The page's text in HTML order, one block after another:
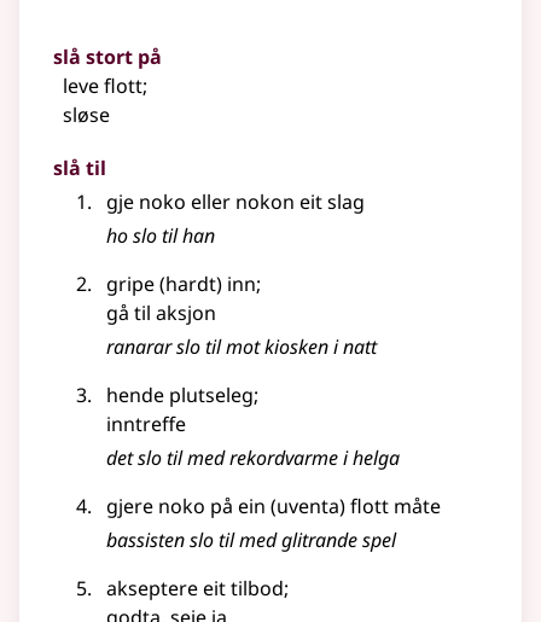
slå stort på
leve flott;
sløse
slå til
gje noko eller nokon eit slag
ho slo til han
gripe (hardt) inn;
gå til aksjon
ranarar slo til mot kiosken i natt
hende plutseleg;
inntreffe
det slo til med rekordvarme i helga
gjere noko på ein (uventa) flott måte
bassisten slo til med glitrande spel
akseptere eit tilbod;